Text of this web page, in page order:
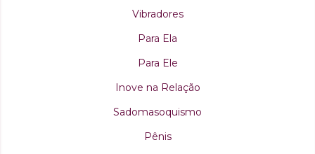
Vibradores
Para Ela
Para Ele
Inove na Relação
Sadomasoquismo
Pênis